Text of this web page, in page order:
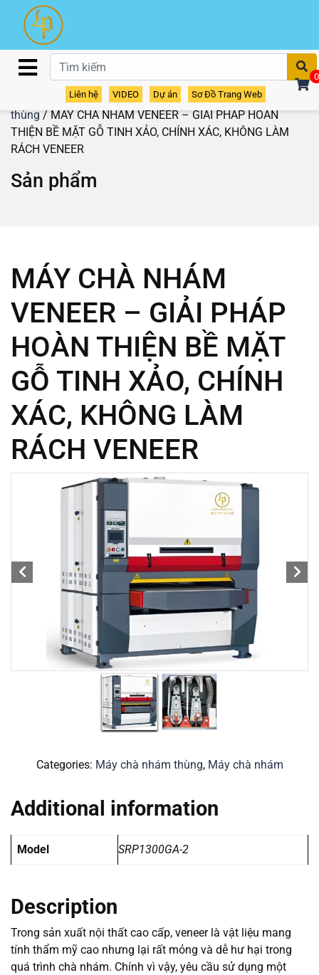
Liên hệ VIDEO Dự án Sơ Đồ Trang Web
0
Sản phẩm /Máy chà nhám /Máy chà nhám
thùng/ MÁY CHÀ NHÁM VENEER – GIẢI PHÁP HOÀN
THIỆN BỀ MẶT GỖ TINH XẢO, CHÍNH XÁC, KHÔNG LÀM
RÁCH VENEER
Sản phẩm
MÁY CHÀ NHÁM
VENEER – GIẢI PHÁP
HOÀN THIỆN BỀ MẶT
GỖ TINH XẢO, CHÍNH
XÁC, KHÔNG LÀM
RÁCH VENEER
Categories: Máy chà nhám thùng, Máy chà nhám
Description
Trong sản xuất nội thất cao cấp, veneer là vật liệu mang
tính thẩm mỹ cao nhưng lại rất mỏng và dễ hư hại trong
quá trình chà nhám. Chính vì vậy, yêu cầu sử dụng một
Additional information
Model SRP1300GA-2